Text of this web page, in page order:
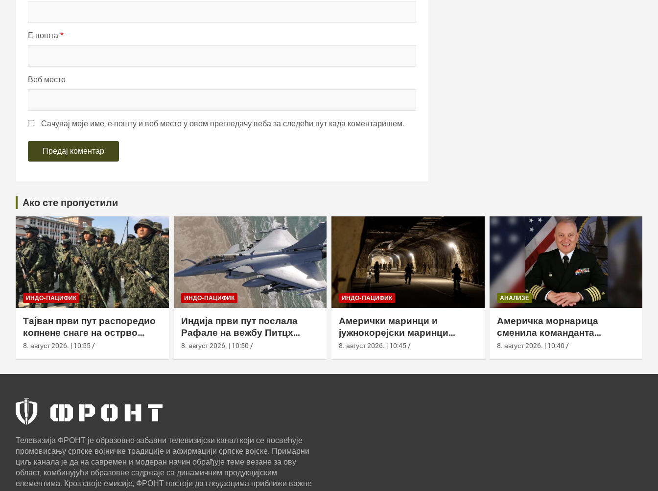
Е-пошта *
Веб место
Сачувај моје име, е-пошту и веб место у овом прегледачу веба за следећи пут када коментаришем.
Ако сте пропустили
ИНДО-ПАЦИФИК
Тајван први пут распоредио
копнене снаге на острво
Сјаолиућиу током вежбе Хан
8. август 2026. | 10:55
ИНДО-ПАЦИФИК
Индија први пут послала
Рафале на вежбу Питцх
Блацк у Аустралији
8. август 2026. | 10:50
ИНДО-ПАЦИФИК
Амерички маринци и
јужнокорејски маринци
вежбали у подземном тунелу
8. август 2026. | 10:45
АНАЛИЗЕ
Америчка морнарица
сменила команданта
медицинске команде у
8. август 2026. | 10:40
Телевизија ФРОНТ је образовно-забавни телевизијски канал који се посвећује
промовисању српске војничке традиције и афирмацији српске војске. Примарни
циљ канала је да на савремен и модеран начин обрађује теме везане за ову
област, комбинујући образовне садржаје са динамичним продукцијским
елементима. Кроз своје емисије, ФРОНТ настоји да гледаоцима приближи важне